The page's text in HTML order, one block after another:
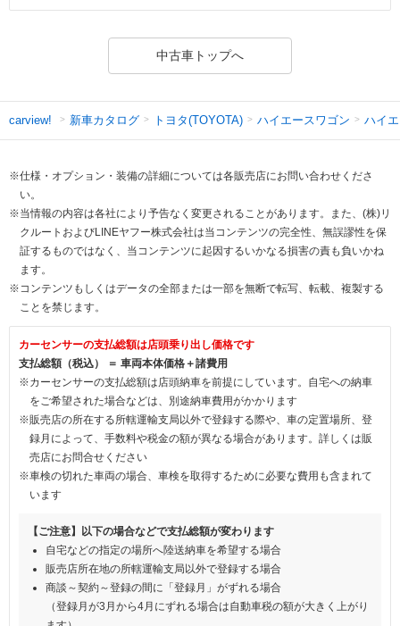
中古車トップへ
carview! 新車カタログ トヨタ(TOYOTA) ハイエースワゴン ハイ
※仕様・オプション・装備の詳細については各販売店にお問い合わせくださ
い。
※当情報の内容は各社により予告なく変更されることがあります。また、(株)リ
クルートおよびLINEヤフー株式会社は当コンテンツの完全性、無誤謬性を保
証するものではなく、当コンテンツに起因するいかなる損害の責も負いかね
ます。
※コンテンツもしくはデータの全部または一部を無断で転写、転載、複製する
ことを禁じます。
カーセンサーの支払総額は店頭乗り出し価格です
支払総額（税込） ＝ 車両本体価格＋諸費用
※カーセンサーの支払総額は店頭納車を前提にしています。自宅への納車
をご希望された場合などは、別途納車費用がかかります
※販売店の所在する所轄運輸支局以外で登録する際や、車の定置場所、登
録月によって、手数料や税金の額が異なる場合があります。詳しくは販
売店にお問合せください
※車検の切れた車両の場合、車検を取得するために必要な費用も含まれて
います
【ご注意】以下の場合などで支払総額が変わります
自宅などの指定の場所へ陸送納車を希望する場合
販売店所在地の所轄運輸支局以外で登録する場合
商談～契約～登録の間に「登録月」がずれる場合
（登録月が3月から4月にずれる場合は自動車税の額が大きく上がり